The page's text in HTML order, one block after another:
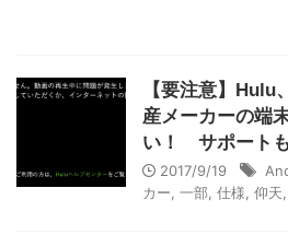
【要注意】
産メーカーの端
い！ サポートも
2017/9/19
カー 一部 仕様 仰天